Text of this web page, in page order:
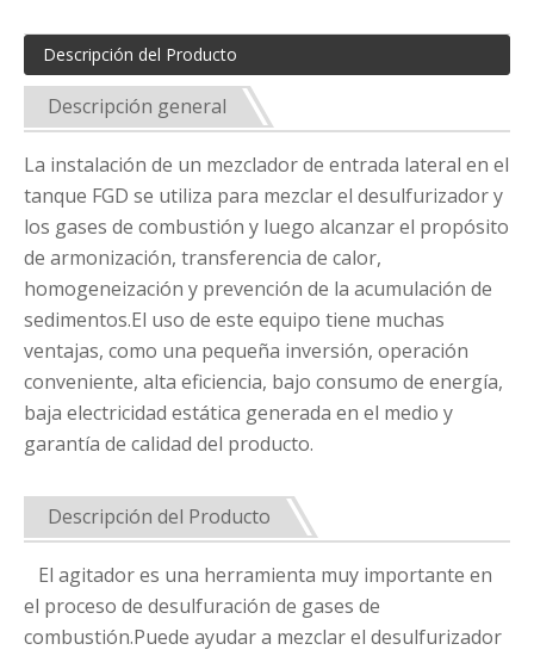
Descripción del Producto
Descripción general
La instalación de un mezclador de entrada lateral en el
tanque FGD se utiliza para mezclar el desulfurizador y
los gases de combustión y luego alcanzar el propósito
de armonización, transferencia de calor,
homogeneización y prevención de la acumulación de
sedimentos.El uso de este equipo tiene muchas
ventajas, como una pequeña inversión, operación
conveniente, alta eficiencia, bajo consumo de energía,
baja electricidad estática generada en el medio y
garantía de calidad del producto.
Descripción del Producto
El agitador es una herramienta muy importante en
el proceso de desulfuración de gases de
combustión.Puede ayudar a mezclar el desulfurizador